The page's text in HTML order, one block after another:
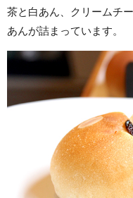
茶と白あん、クリームチ
あんが詰まっています。